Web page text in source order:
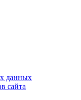
данных
сайта